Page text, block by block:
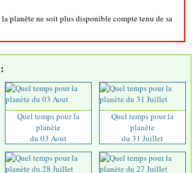
planète ne soit plus disponible compte tenu de sa
:
Quel temps pour la
planète
du 03 Aout
Quel temps pour la
planète
du 31 Juillet